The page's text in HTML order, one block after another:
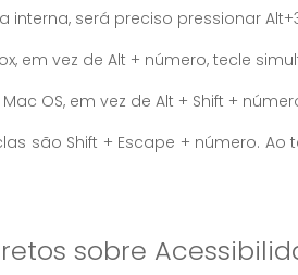
interna, será preciso pressionar
em vez de Alt + número, tecle
Mac OS, em vez de Alt + Shift +
são Shift + Escape + número.
sobre